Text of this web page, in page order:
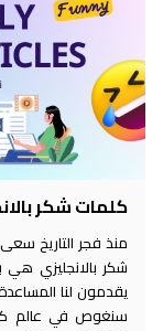
كلمات شكر
منذ فجر التاريخ سعى
شكر بالانجليزي هي
يقدمون لنا
سنغوص في عالم